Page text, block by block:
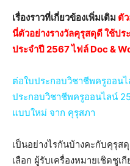
เรื่องราวที่เกี่ยวข้องเพิ่มเติม ตั
นี่ตัวอย่างรางวัลคุรุสดุดี ใช้ปร
ประจำปี 2567 ไฟล์ Doc &
ต่อใบประกอบวิชาชีพครูออน
ประกอบวิชาชีพครูออนไลน์
แบบใหม่ จาก คุรุสภา
เป็นอย่างไรกันบ้างคะกับคุรุ
เลือก ผู้รับเครื่องหมายเชิดชูเ